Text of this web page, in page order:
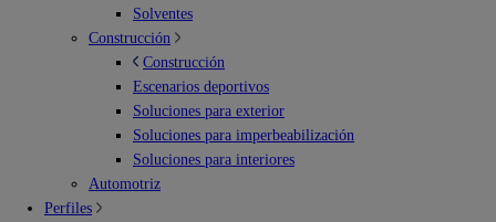
Solventes
Construcción
Construcción
Escenarios deportivos
Soluciones para exterior
Soluciones para imperbeabilización
Soluciones para interiores
Automotriz
Perfiles